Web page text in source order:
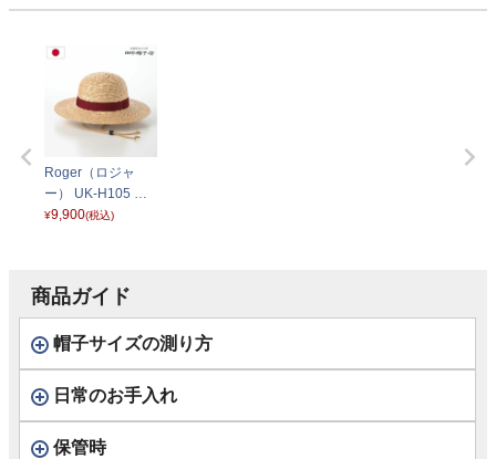
Roger（ロジャ
ー） UK-H105 レ
ッド
¥9,900(税込)
商品ガイド
帽子サイズの測り方
日常のお手入れ
保管時